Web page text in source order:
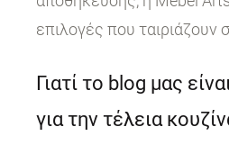
επιλογές που ταιριάζουν
Γιατί το blog μας
για την τέλεια